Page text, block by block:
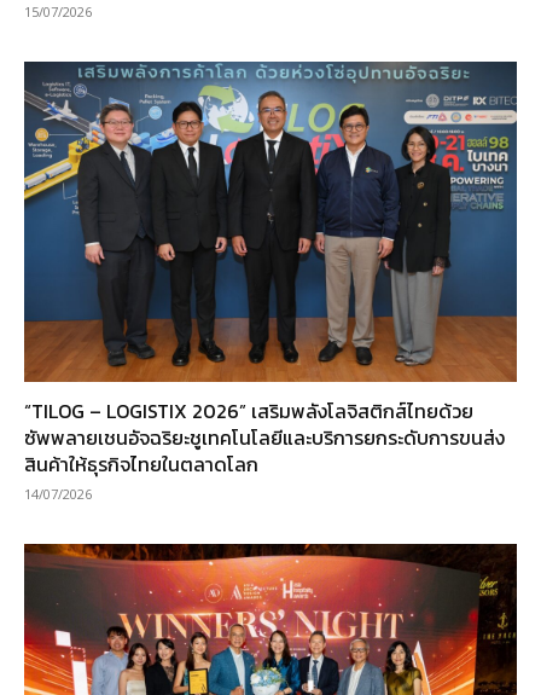
15/07/2026
“TILOG – LOGISTIX 2026” เสริมพลังโลจิสติกส์ไทยด้วย
ซัพพลายเชนอัจฉริยะชูเทคโนโลยีและบริการยกระดับการขนส่ง
สินค้าให้ธุรกิจไทยในตลาดโลก
14/07/2026